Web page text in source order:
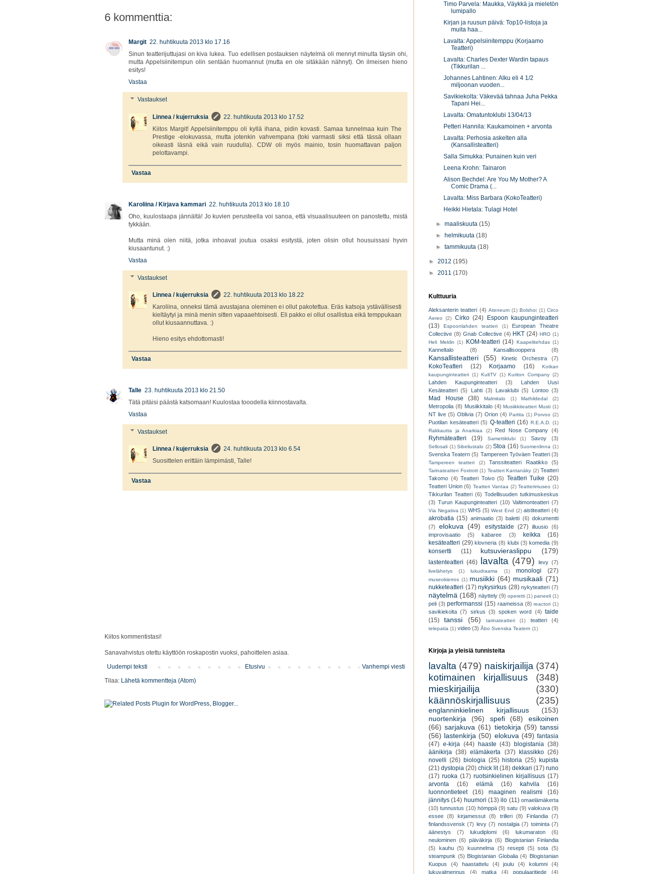
6 kommenttia:
Margit 22. huhtikuuta 2013 klo 17.16
Sinun teatterijuttujasi on kiva lukea. Tuo edellisen postauksen näytelmä oli mennyt minulta täysin ohi,
mutta Appelsiinitempun olin sentään huomannut (mutta en ole sitäkään nähnyt). On ilmeisen hieno
esitys!
Vastaa
Vastaukset
Linnea / kujerruksia
22. huhtikuuta 2013 klo 17.52
Kiitos Margit! Appelsiinitemppu oli kyllä ihana, pidin kovasti. Samaa tunnelmaa kuin The
Prestige -elokuvassa, mutta jotenkin vahvempana (toki varmasti siksi että tässä ollaan
oikeasti läsnä eikä vain ruudulla). CDW oli myös mainio, tosin huomattavan paljon
pelottavampi.
Vastaa
Karoliina / Kirjava kammari 22. huhtikuuta 2013 klo 18.10
Oho, kuulostaapa jännältä! Jo kuvien perusteella voi sanoa, että visuaalisuuteen on panostettu, mistä
tykkään.
Mutta minä olen niitä, jotka inhoavat joutua osaksi esitystä, joten olisin ollut housuissasi hyvin
kiusaantunut. :)
Vastaa
Vastaukset
Linnea / kujerruksia
22. huhtikuuta 2013 klo 18.22
Karoliina, onneksi tämä avustajana oleminen ei ollut pakotettua. Eräs katsoja ystävällisesti
kieltäytyi ja minä menin sitten vapaaehtoisesti. Eli pakko ei ollut osallistua eikä temppukaan
ollut kiusaannuttava. :)
Hieno esitys ehdottomasti!
Vastaa
Talle 23. huhtikuuta 2013 klo 21.50
Tätä pitäisi päästä katsomaan! Kuulostaa tooodella kiinnostavalta.
Vastaa
Vastaukset
Linnea / kujerruksia
24. huhtikuuta 2013 klo 6.54
Suosittelen erittäin lämpimästi, Talle!
Vastaa
Kiitos kommentistasi!
Sanavahvistus otettu käyttöön roskapostin vuoksi, pahoittelen asiaa.
Uudempi teksti
Vanhempi viesti
Etusivu
Tilaa: Lähetä kommentteja (Atom)
Timo Parvela: Maukka, Väykkä ja mieletön
lumipallo
Kirjan ja ruusun päivä: Top10-listoja ja
muita haa...
Lavalta: Appelsiinitemppu (Korjaamo
Teatteri)
Lavalta: Charles Dexter Wardin tapaus
(Tikkurilan ...
Johannes Lahtinen: Alku eli 4 1/2
miljoonan vuoden...
Savikiekolta: Väkevää tahnaa Juha Pekka
Tapani Hei...
Lavalta: Omatuntoklubi 13/04/13
Petteri Hannila: Kaukamoinen + arvonta
Lavalta: Perhosia askelten alla
(Kansallisteatteri)
Salla Simukka: Punainen kuin veri
Leena Krohn: Tainaron
Alison Bechdel: Are You My Mother? A
Comic Drama (...
Lavalta: Miss Barbara (KokoTeatteri)
Heikki Hietala: Tulagi Hotel
►maaliskuuta(15)
► helmikuuta(18)
►tammikuuta(18)
► 2012 (195)
► 2011 (170)
Kulttuuria
Aleksanterin teatteri (4) Ateneum (1) Bolshoi (1) Circo
Aereo
(2) Cirko (24)
Espoon kaupunginteatteri
(13)
Espoonlahden teatteri (1)
European Theatre
Collective (8) Gnab Collective (4) HKT (24) HRO (1)
Heli Meklin (1) KOM-teatteri (14) Kaapelitehdas (1)
Kanneltalo (8) Kansallisooppera (8)
Kansallisteatteri (55) Kinetic Orchestra (7)
KokoTeatteri (12) Korjaamo (16)
Kotkan
kaupunginteatteri (1) KultTV (1) Kuriton Company (2)
Lahden Kaupunginteatteri (3)
Lahden Uusi
Kesäteatteri (5) Lahti (3) Lavaklubi (5) Lontoo (3)
Mad House (38) Malmitalo (1) Mathildedal (2)
Metropolia (8) Musiikkitalo (4) Musiikkiteatteri Musti (1)
NT live (5) Oblivia (7) Orion (4) Partita (1) Porvoo (2)
Puotilan kesäteatteri (5) Q-teatteri (16) R.E.A.D. (1)
Rakkautta ja Anarkiaa
(2) Red Nose Company (4)
Ryhmäteatteri (19) Samettiklubi (1) Savoy (3)
Sellosali (1) Sibeliustalo (2) Stoa (16) Suomenlinna (1)
Svenska Teatern (5) Tampereen Työväen Teatteri (3)
Tampereen teatteri (2) Tanssiteatteri Raatikko (5)
Tarinateatteri Foxtrott (1) Teatteri Kantanäky (2) Teatteri
Takomo (4) Teatteri Toivo (5) Teatteri Tuike (20)
Teatteri Union (6) Teatteri Vantaa (2) Teatterimuseo (1)
Tikkurilan Teatteri (6) Todellisuuden tutkimuskeskus
(3) Turun Kaupunginteatteri (10) Valtimonteatteri (7)
Via Negativa (1) WHS (5) West End (2) aistiteatteri (4)
akrobatia (15) animaatio (3) baletti (6) dokumentti
(7)
elokuva (49) esitystaide (27) illuusio (6)
improvisaatio
(5) kabaree (3) keikka
(16)
kesäteatteri (29) klovneria (8) klubi (3) komedia (9)
konsertti (11) kutsuvieraslippu (179)
lastenteatteri (46) lavalta (479) levy (7)
livelähetys (1) lukudraama (1) monologi (27)
museokierros (1) musiikki (64) musikaali (71)
nukketeatteri (17) nykysirkus (28) nykyteatteri (7)
näytelmä (168) näyttely (9) operetti (1) paneeli (1)
peli (3) performanssi (15) raameissa (8) reactori (1)
savikiekolta (7) sirkus (3) spoken word (4) taide
(15)
tanssi (56) tarinateatteri (1) teatteri (4)
telepatia (1) video (3) Åbo Svenska Teatern (1)
Kirjoja ja yleisiä tunnisteita
lavalta (479) naiskirjailija (374)
kotimainen kirjallisuus
(348)
mieskirjailija
(330)
käännöskirjallisuus
(235)
englanninkielinen kirjallisuus
(153)
nuortenkirja
(96) spefi (68)
esikoinen
(66) sarjakuva (61) tietokirja (59) tanssi
(56) lastenkirja (50) elokuva (49) fantasia
(47) e-kirja (44) haaste (43) blogistania (38)
äänikirja (38) elämäkerta (37) klassikko (26)
novelli (26) biologia (25) historia (25) kupista
(21) dystopia (20) chick lit (18) dekkari (17) runo
(17) ruoka (17) ruotsinkielinen kirjallisuus (17)
arvonta
(16) elämä (16) kahvila
(16)
luonnontieteet
(16) maaginen realismi
(16)
jännitys (14) huumori (13) ilo (11) omaelämäkerta
(10) tunnustus (10) hömppä (9) satu (9) valokuva (9)
essee (8) kirjamessut (8) trilleri (8) Finlandia (7)
finlandssvensk (7) levy (7) nostalgia (7) toiminta (7)
äänestys
(7) lukudiplomi (6) lukumaraton
(6)
neulominen (6) päiväkirja (6)
Blogistanian Finlandia
(5)
kauhu (5) kuunnelma (5) resepti (5) sota (5)
steampunk (5) Blogistanian Globalia (4)
Blogistanian
Kuopus
(4) haastattelu (4) joulu (4) kolumni
(4)
lukuvalmennus
(4) matka (4) populaaritiede (4)